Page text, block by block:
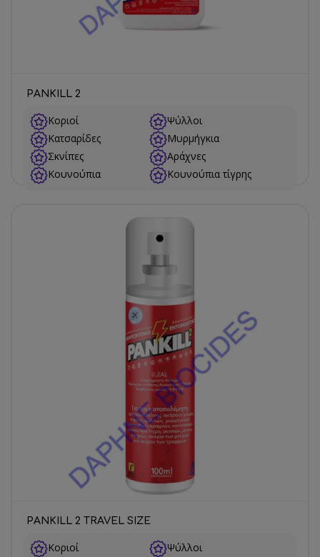
PANKILL 2
Κοριοί
Ψύλλοι
Κατσαρίδες
Μυρμήγκια
Σκνίπες
Αράχνες
Κουνούπια
Κουνούπια τίγρης
PANKILL 2 TRAVEL SIZE
Κοριοί
Ψύλλοι